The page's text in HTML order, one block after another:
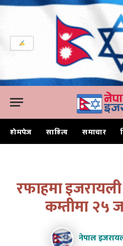
होमपेज साहित्य समाचार
रफाहमा
कम्तीमा २५
नेपाल